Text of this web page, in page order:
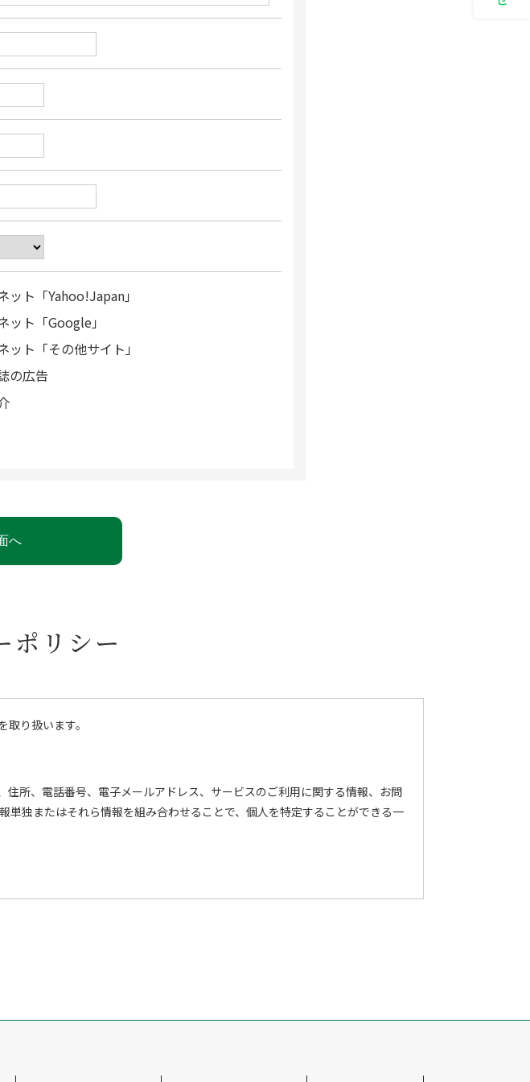
ット「Yahoo!Japan」
ット「Google」
ット「その他サイト」
の広告
ポリシー
り扱います。
所、電話番号、電子メールアドレス、サービスのご利用に関する情報、お問
独またはそれら情報を組み合わせることで、個人を特定することができる一